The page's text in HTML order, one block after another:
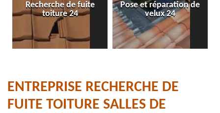
Recherche de fuite
toiture 24
Pose et réparation de
velux 24
ENTREPRISE RECHERCHE DE
FUITE TOITURE SALLES DE